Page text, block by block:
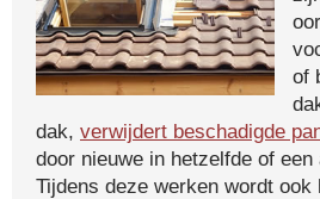
of
dak, verwijdert beschadigde
door nieuwe in hetzelfde of een
Tijdens deze werken wordt ook